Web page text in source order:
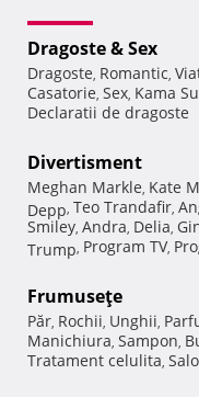
Dragoste & Sex
Dragoste, Romantic,
Casatorie, Sex, Kama
Declaratii de dragoste
Divertisment
Meghan Markle, Kate
Depp, Teo Trandafir,
Smiley, Andra, Delia,
Trump, Program TV,
Frumuseţe
Păr, Rochii, Unghii,
Manichiura, Sampon,
Tratament celulita,